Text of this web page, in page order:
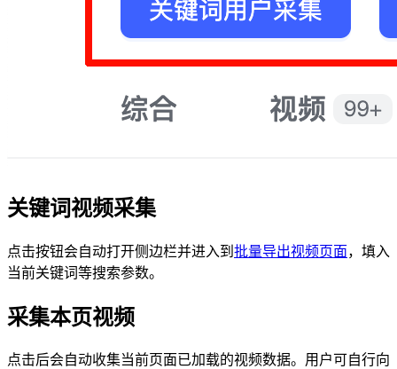
关键词视频采集
点击按钮会自动打开侧边栏并进入到 批量导出视频页面，填入
当前关键词等搜索参数。
采集本页视频
点击后会自动收集当前页面已加载的视频数据。用户可自行向